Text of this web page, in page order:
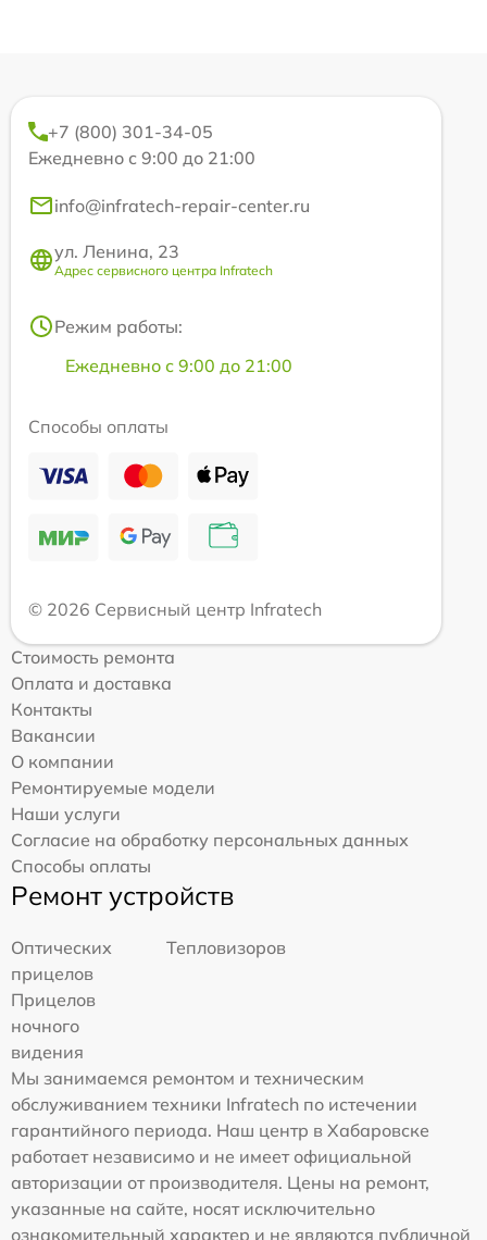
+7 (800) 301-34-05
Ежедневно с 9:00 до 21:00
info@infratech-repair-center.ru
ул. Ленина, 23
Адрес сервисного центра Infratech
Режим работы:
Ежедневно с 9:00 до 21:00
Способы оплаты
© 2026 Сервисный центр Infratech
Стоимость ремонта
Оплата и доставка
Контакты
Вакансии
О компании
Ремонтируемые модели
Наши услуги
Согласие на обработку персональных данных
Способы оплаты
Ремонт устройств
Оптических
прицелов
Тепловизоров
Прицелов
ночного
видения
Мы занимаемся ремонтом и техническим
обслуживанием техники Infratech по истечении
гарантийного периода. Наш центр в Хабаровске
работает независимо и не имеет официальной
авторизации от производителя. Цены на ремонт,
указанные на сайте, носят исключительно
ознакомительный характер и не являются публичной